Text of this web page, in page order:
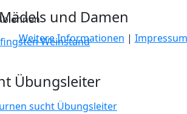
und Damen
Übungsleiter
Weitere Informationen | Impressum